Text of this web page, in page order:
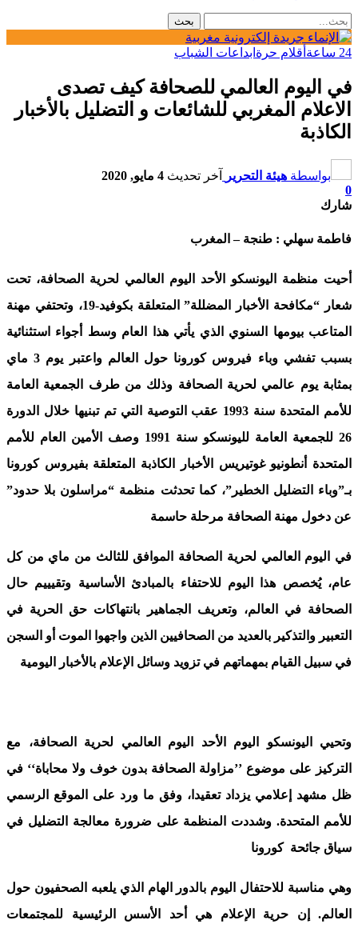
24 ساعة أقلام حرة ابداعات الشباب
في اليوم العالمي للصحافة كيف تصدى
الاعلام المغربي للشائعات و التضليل بالأخبار
الكاذبة
بواسطة هيئة التحرير آخر تحديث 4 مايو, 2020
0
شارك
فاطمة سهلي : طنجة – المغرب
أحيت منظمة اليونسكو الأحد اليوم العالمي لحرية الصحافة، تحت
شعار “مكافحة الأخبار المضللة” المتعلقة بكوفيد-19، وتحتفي مهنة
المتاعب بيومها السنوي الذي يأتي هذا العام وسط أجواء استثنائية
بسبب تفشي وباء فيروس كورونا حول العالم واعتبر يوم 3 ماي
بمثابة يوم عالمي لحرية الصحافة وذلك من طرف الجمعية العامة
للأمم المتحدة سنة 1993 عقب التوصية التي تم تبنيها خلال الدورة
26 للجمعية العامة لليونسكو سنة 1991 وصف الأمين العام للأمم
المتحدة أنطونيو غوتيريس الأخبار الكاذبة المتعلقة بفيروس كورونا
بـ”وباء التضليل الخطير”، كما تحدثت منظمة “مراسلون بلا حدود”
عن دخول مهنة الصحافة مرحلة حاسمة
في اليوم العالمي لحرية الصحافة الموافق للثالث من ماي من كل
عام، يُخصص هذا اليوم للاحتفاء بالمبادئ الأساسية وتقيييم حال
الصحافة في العالم، وتعريف الجماهير بانتهاكات حق الحرية في
التعبير والتذكير بالعديد من الصحافيين الذين واجهوا الموت أو السجن
في سبيل القيام بمهماتهم في تزويد وسائل الإعلام بالأخبار اليومية
وتحيي اليونسكو اليوم الأحد اليوم العالمي لحرية الصحافة، مع
التركيز على موضوع ’’مزاولة الصحافة بدون خوف ولا محاباة‘‘ في
ظل مشهد إعلامي يزداد تعقيدا، وفق ما ورد على الموقع الرسمي
للأمم المتحدة. وشددت المنظمة على ضرورة معالجة التضليل في
سياق جائحة كورونا
وهي مناسبة للاحتفال اليوم بالدور الهام الذي يلعبه الصحفيون حول
العالم. إن حرية الإعلام هي أحد الأسس الرئيسية للمجتمعات